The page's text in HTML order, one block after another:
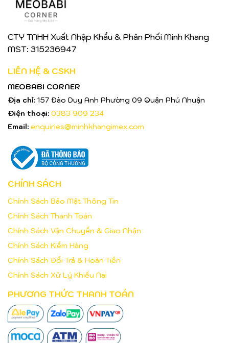
CTY TNHH Xuất Nhập Khẩu & Phân Phối Minh Khang
MST: 315236947
LIÊN HỆ & CSKH
MEOBABI CORNER
Địa chỉ: 157 Đào Duy Anh Phường 09 Quận Phú Nhuận
Điện thoại: 0383 909 234
Email: enquiries@minhkhangimex.com
CHÍNH SÁCH
Chính Sách Bảo Mật Thông Tin
Chính Sách Thanh Toán
Chính Sách Vận Chuyển & Giao Nhận
Chính Sách Kiểm Hàng
Chính Sách Đổi Trả & Hoàn Tiền
Chính Sách Xử Lý Khiếu Nại
PHƯƠNG THỨC THANH TOÁN